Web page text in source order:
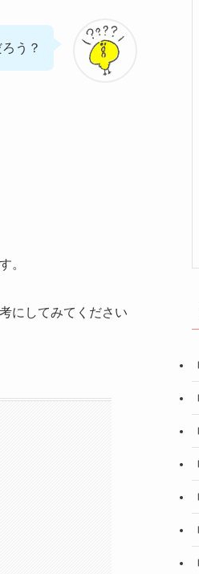
う？
。
にしてみてください